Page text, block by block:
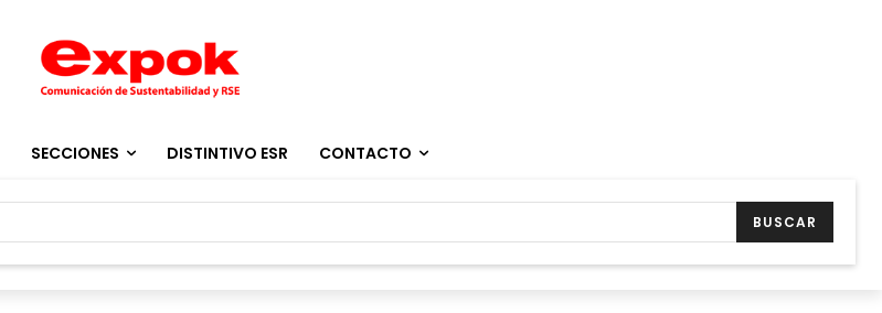
SECCIONES DISTINTIVO ESR CONTACTO
BUSCAR